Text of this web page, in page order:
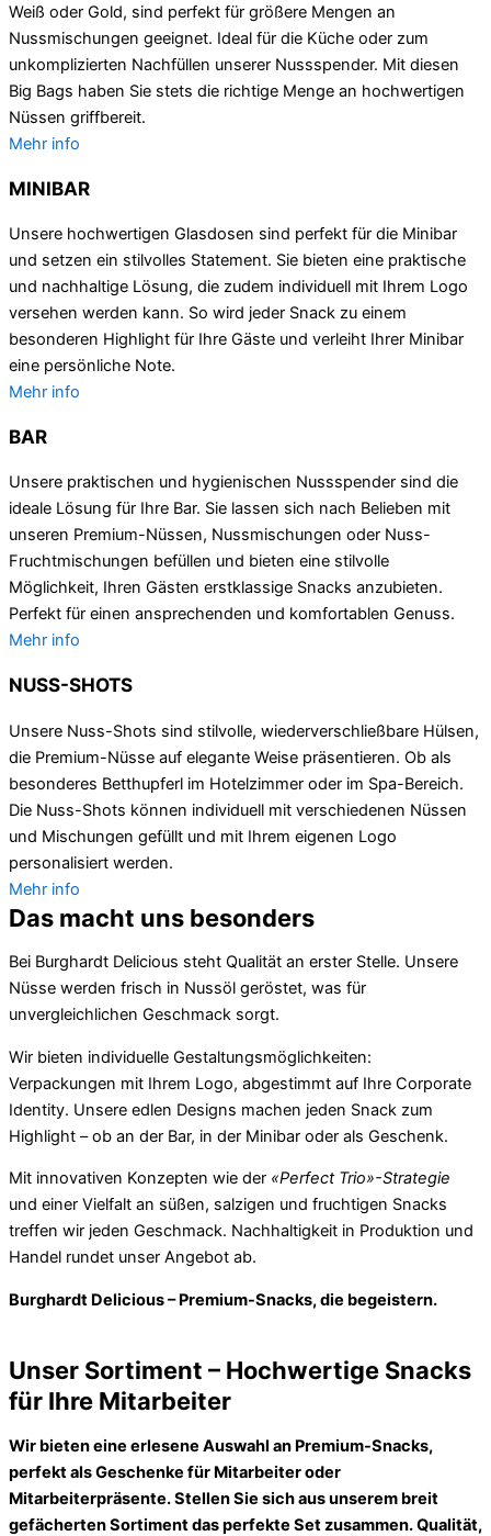
Weiß oder Gold, sind perfekt für größere Mengen an
Nussmischungen geeignet. Ideal für die Küche oder zum
unkomplizierten Nachfüllen unserer Nussspender. Mit diesen
Big Bags haben Sie stets die richtige Menge an hochwertigen
Nüssen griffbereit.
Mehr info
MINIBAR
Unsere hochwertigen Glasdosen sind perfekt für die Minibar
und setzen ein stilvolles Statement. Sie bieten eine praktische
und nachhaltige Lösung, die zudem individuell mit Ihrem Logo
versehen werden kann. So wird jeder Snack zu einem
besonderen Highlight für Ihre Gäste und verleiht Ihrer Minibar
eine persönliche Note.
Mehr info
BAR
Unsere praktischen und hygienischen Nussspender sind die
ideale Lösung für Ihre Bar. Sie lassen sich nach Belieben mit
unseren Premium-Nüssen, Nussmischungen oder Nuss-
Fruchtmischungen befüllen und bieten eine stilvolle
Möglichkeit, Ihren Gästen erstklassige Snacks anzubieten.
Perfekt für einen ansprechenden und komfortablen Genuss.
Mehr info
NUSS-SHOTS
Unsere Nuss-Shots sind stilvolle, wiederverschließbare Hülsen,
die Premium-Nüsse auf elegante Weise präsentieren. Ob als
besonderes Betthupferl im Hotelzimmer oder im Spa-Bereich.
Die Nuss-Shots können individuell mit verschiedenen Nüssen
und Mischungen gefüllt und mit Ihrem eigenen Logo
personalisiert werden.
Mehr info
Das macht uns besonders
Bei Burghardt Delicious steht Qualität an erster Stelle. Unsere
Nüsse werden frisch in Nussöl geröstet, was für
unvergleichlichen Geschmack sorgt.
Wir bieten individuelle Gestaltungsmöglichkeiten:
Verpackungen mit Ihrem Logo, abgestimmt auf Ihre Corporate
Identity. Unsere edlen Designs machen jeden Snack zum
Highlight – ob an der Bar, in der Minibar oder als Geschenk.
Mit innovativen Konzepten wie der «Perfect Trio»-Strategie
und einer Vielfalt an süßen, salzigen und fruchtigen Snacks
treffen wir jeden Geschmack. Nachhaltigkeit in Produktion und
Handel rundet unser Angebot ab.
Burghardt Delicious – Premium-Snacks, die begeistern.
Unser Sortiment – Hochwertige Snacks
für Ihre Mitarbeiter
Wir bieten eine erlesene Auswahl an Premium-Snacks,
perfekt als Geschenke für Mitarbeiter oder
Mitarbeiterpräsente. Stellen Sie sich aus unserem breit
gefächerten Sortiment das perfekte Set zusammen. Qualität,